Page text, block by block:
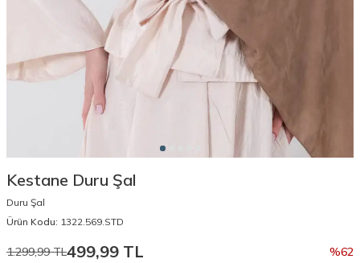
Kestane Duru Şal
Duru Şal
Ürün Kodu: 1322.569.STD
1.299,99TL499,99 TL %62